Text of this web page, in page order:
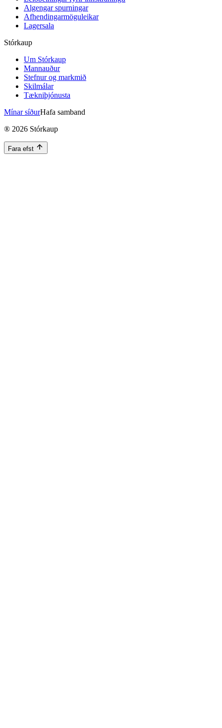
Algengar spurningar
Afhendingarmöguleikar
Lagersala
Stórkaup
Um Stórkaup
Mannauður
Stefnur og markmið
Skilmálar
Tækniþjónusta
Mínar síðurHafa samband
® 2026 Stórkaup
Fara efst